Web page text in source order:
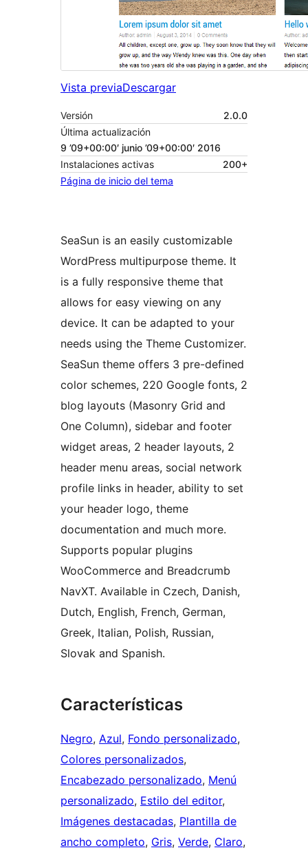
Vista previaDescargar
Versión
2.0.0
Última actualización
9 ’09+00:00′ junio ’09+00:00′ 2016
Instalaciones activas
200+
Página de inicio del tema
SeaSun is an easily customizable
WordPress multipurpose theme. It
is a fully responsive theme that
allows for easy viewing on any
device. It can be adapted to your
needs using the Theme Customizer.
SeaSun theme offers 3 pre-defined
color schemes, 220 Google fonts, 2
blog layouts (Masonry Grid and
One Column), sidebar and footer
widget areas, 2 header layouts, 2
header menu areas, social network
profile links in header, ability to set
your header logo, theme
documentation and much more.
Supports popular plugins
WooCommerce and Breadcrumb
NavXT. Available in Czech, Danish,
Dutch, English, French, German,
Greek, Italian, Polish, Russian,
Slovak and Spanish.
Características
Negro, Azul, Fondo personalizado
Colores personalizados
Encabezado personalizado, Menú
personalizado, Estilo del editor
Imágenes destacadas, Plantilla de
ancho completo, Gris, Verde, Claro